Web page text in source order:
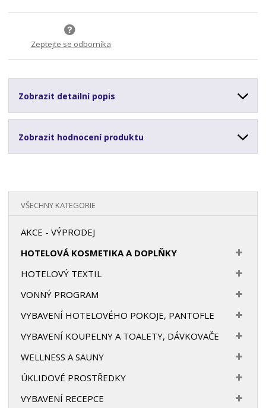
Zeptejte se odborníka
Zobrazit detailní popis
Zobrazit hodnocení produktu
VŠECHNY KATEGORIE
AKCE - VÝPRODEJ
HOTELOVÁ KOSMETIKA A DOPLŇKY
HOTELOVÝ TEXTIL
VONNÝ PROGRAM
VYBAVENÍ HOTELOVÉHO POKOJE, PANTOFLE
VYBAVENÍ KOUPELNY A TOALETY, DÁVKOVAČE
WELLNESS A SAUNY
ÚKLIDOVÉ PROSTŘEDKY
VYBAVENÍ RECEPCE